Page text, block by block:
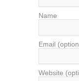
Name
Email
Website